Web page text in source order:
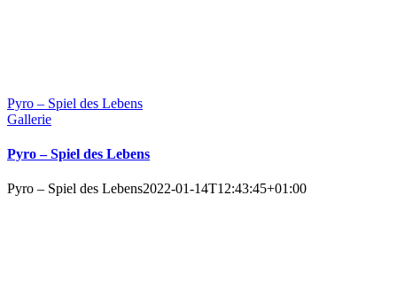
Pyro – Spiel des Lebens
Gallerie
Pyro – Spiel des Lebens
Pyro – Spiel des Lebens2022-01-14T12:43:45+01:00